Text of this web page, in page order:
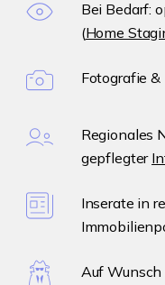
Bei Bedarf:
(Home
Fotografie
Regionales
gepflegter
Inserate in
Auf